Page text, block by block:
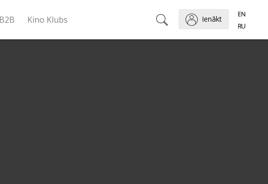
B2B Kino Klubs Ienākt